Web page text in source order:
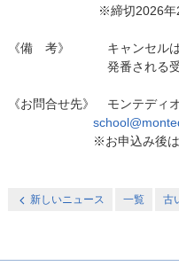
※締切2026年2月
《備 考》 キャンセルは、
発番される受付番号
《お問合せ先》 モンテディ
※お申込み後は、sgrum
新しいニュース 一覧 古